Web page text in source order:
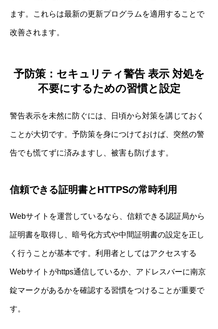
ます。これらは最新の更新プログラムを適用することで
改善されます。
予防策：セキュリティ警告 表示 対処を
不要にするための習慣と設定
警告表示を未然に防ぐには、日頃から対策を講じておく
ことが大切です。予防策を身につけておけば、突然の警
告でも慌てずに済みますし、被害も防げます。
信頼できる証明書とHTTPSの常時利用
Webサイトを運営しているなら、信頼できる認証局から
証明書を取得し、暗号化方式や中間証明書の設定を正し
く行うことが基本です。利用者としてはアクセスする
Webサイトがhttps通信しているか、アドレスバーに南京
錠マークがあるかを確認する習慣をつけることが重要で
す。